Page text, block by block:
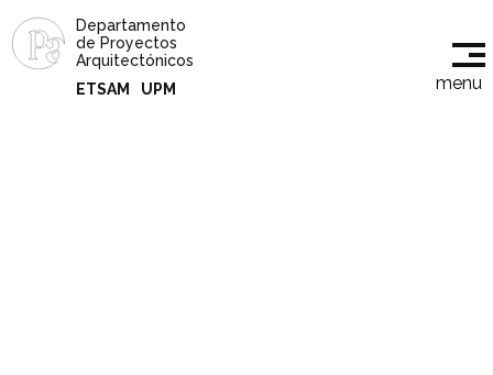
Departamento
de Proyectos
Arquitectónicos
ETSAM
UPM menu